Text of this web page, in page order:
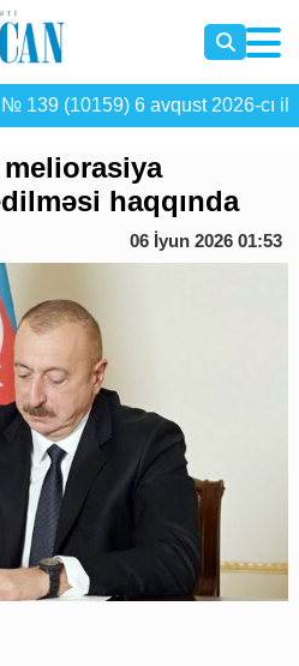
№ 139 (10159) 6 avqust 2026-cı il
meliorasiya
haqqında
06 İyun 2026 01:53